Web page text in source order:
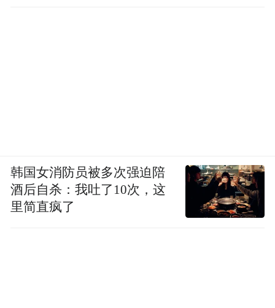
韩国女消防员被多次强迫陪
酒后自杀：我吐了10次，这
里简直疯了